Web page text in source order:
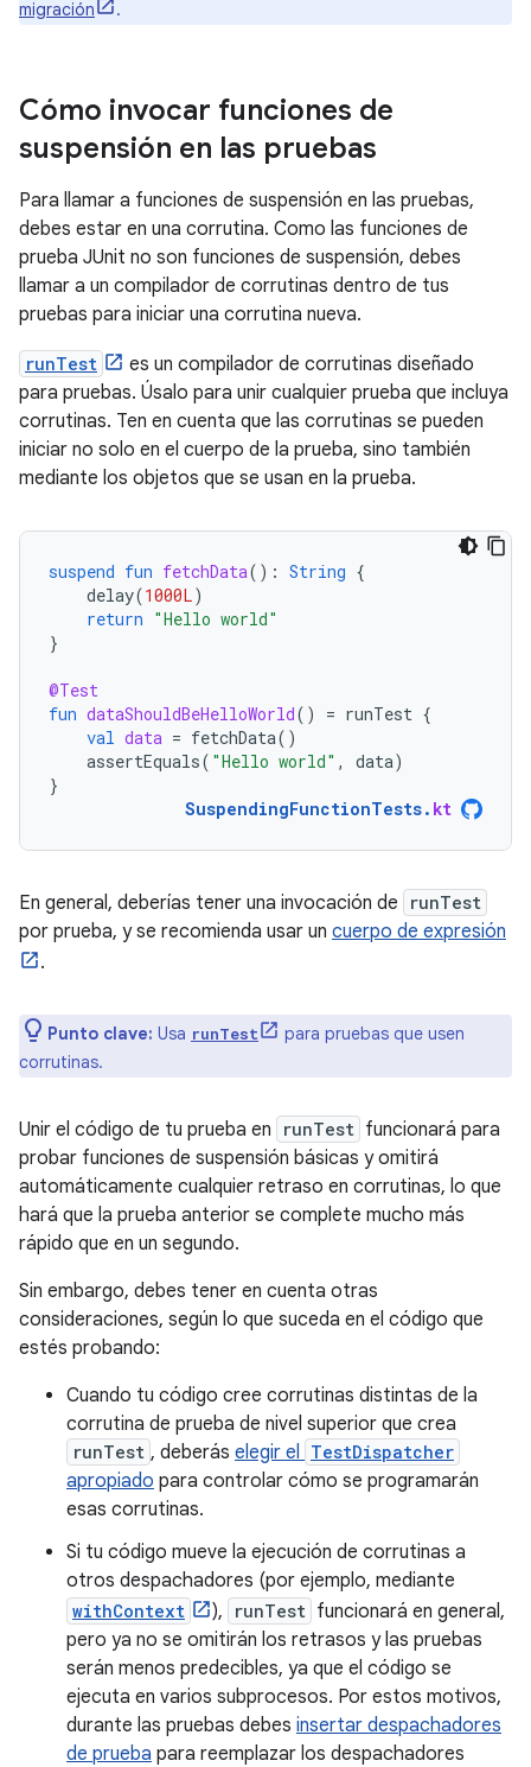
migración
.
Cómo invocar funciones de
suspensión en las pruebas
Para llamar a funciones de suspensión en las pruebas,
debes estar en una corrutina. Como las funciones de
prueba JUnit no son funciones de suspensión, debes
llamar a un compilador de corrutinas dentro de tus
pruebas para iniciar una corrutina nueva.
runTest
es un compilador de corrutinas diseñado
para pruebas. Úsalo para unir cualquier prueba que incluya
corrutinas. Ten en cuenta que las corrutinas se pueden
iniciar no solo en el cuerpo de la prueba, sino también
mediante los objetos que se usan en la prueba.
suspend fun fetchData(): String {
delay(1000L)
return "Hello world"
}
@Test
fun dataShouldBeHelloWorld() = runTest {
val data = fetchData()
assertEquals( "Hello world" , data)
}
SuspendingFunctionTests. kt
En general, deberías tener una invocación de runTest
por prueba, y se recomienda usar un cuerpo de expresión
.
Punto clave: Usa runTest
para pruebas que usen
corrutinas.
Unir el código de tu prueba en runTest funcionará para
probar funciones de suspensión básicas y omitirá
automáticamente cualquier retraso en corrutinas, lo que
hará que la prueba anterior se complete mucho más
rápido que en un segundo.
Sin embargo, debes tener en cuenta otras
consideraciones, según lo que suceda en el código que
estés probando:
Cuando tu código cree corrutinas distintas de la
corrutina de prueba de nivel superior que crea
runTest , deberás elegir el TestDispatcher
apropiado para controlar cómo se programarán
esas corrutinas.
Si tu código mueve la ejecución de corrutinas a
otros despachadores (por ejemplo, mediante
withContext ), runTest funcionará en general,
pero ya no se omitirán los retrasos y las pruebas
serán menos predecibles, ya que el código se
ejecuta en varios subprocesos. Por estos motivos,
durante las pruebas debes insertar despachadores
de prueba para reemplazar los despachadores